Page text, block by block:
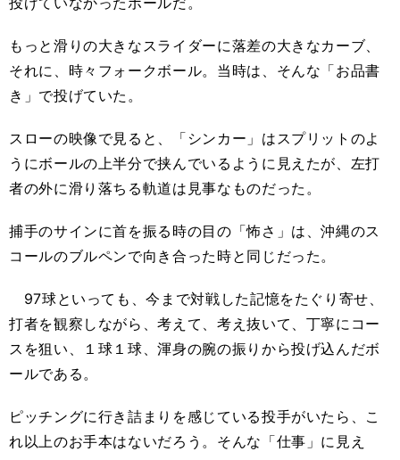
もっと滑りの大きなスライダーに落差の大きなカーブ、
それに、時々フォークボール。当時は、そんな「お品書
き」で投げていた。
スローの映像で見ると、「シンカー」はスプリットのよ
うにボールの上半分で挟んでいるように見えたが、左打
者の外に滑り落ちる軌道は見事なものだった。
捕手のサインに首を振る時の目の「怖さ」は、沖縄のス
コールのブルペンで向き合った時と同じだった。
97球といっても、今まで対戦した記憶をたぐり寄せ、
打者を観察しながら、考えて、考え抜いて、丁寧にコー
スを狙い、１球１球、渾身の腕の振りから投げ込んだボ
ールである。
ピッチングに行き詰まりを感じている投手がいたら、こ
れ以上のお手本はないだろう。そんな「仕事」に見え